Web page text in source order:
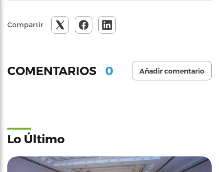
Compartir
COMENTARIOS 0 Añadir comentario
Lo Último